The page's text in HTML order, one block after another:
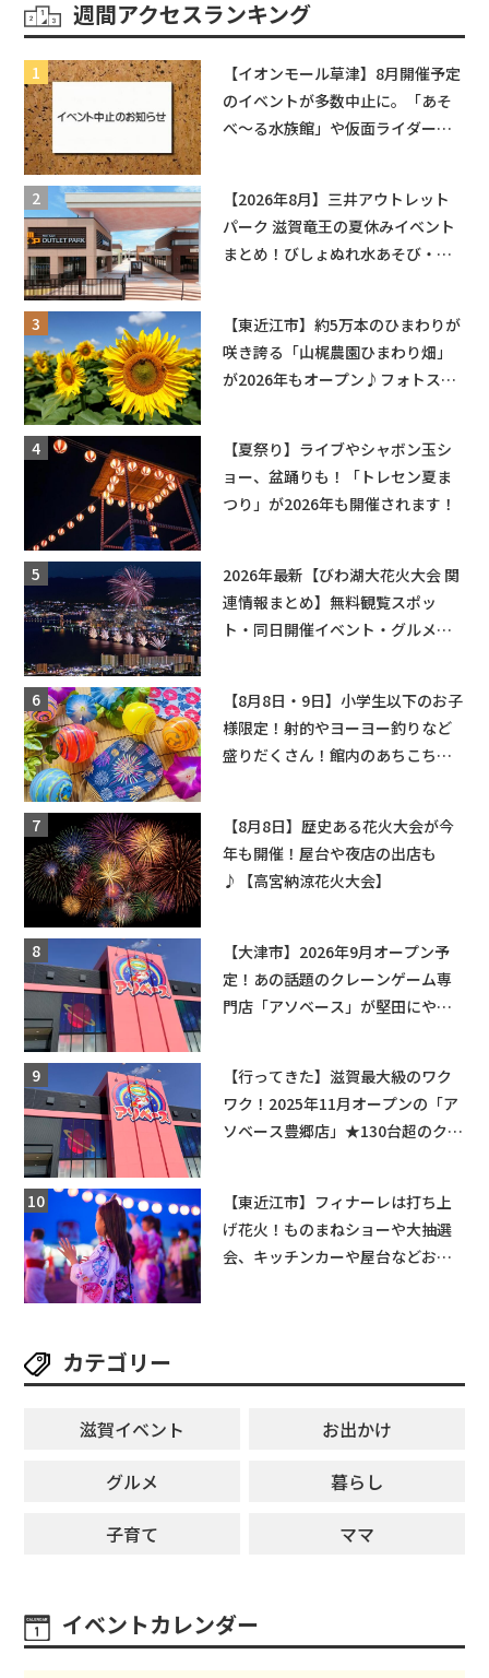
週間アクセスランキング
【イオンモール草津】8月開催予定
のイベントが多数中止に。「あそ
べ〜る水族館」や仮面ライダーシ
【2026年8月】三井アウトレット
パーク 滋賀竜王の夏休みイベント
まとめ！びしょぬれ水あそび・激
【東近江市】約5万本のひまわりが
咲き誇る「山梶農園ひまわり畑」
が2026年もオープン♪フォトスポ
【夏祭り】ライブやシャボン玉シ
ョー、盆踊りも！「トレセン夏ま
つり」が2026年も開催されます！
2026年最新【びわ湖大花火大会 関
連情報まとめ】無料観覧スポッ
ト・同日開催イベント・グルメマ
【8月8日・9日】小学生以下のお子
様限定！射的やヨーヨー釣りなど
盛りだくさん！館内のあちこちに
【8月8日】歴史ある花火大会が今
年も開催！屋台や夜店の出店も
♪【高宮納涼花火大会】
【大津市】2026年9月オープン予
定！あの話題のクレーンゲーム専
門店「アソベース」が堅田にやっ
【行ってきた】滋賀最大級のワク
ワク！2025年11月オープンの「ア
ソベース豊郷店」★130台超のクレ
【東近江市】フィナーレは打ち上
げ花火！ものまねショーや大抽選
会、キッチンカーや屋台などお楽
カテゴリー
滋賀イベント
お出かけ
グルメ
暮らし
子育て
ママ
イベントカレンダー